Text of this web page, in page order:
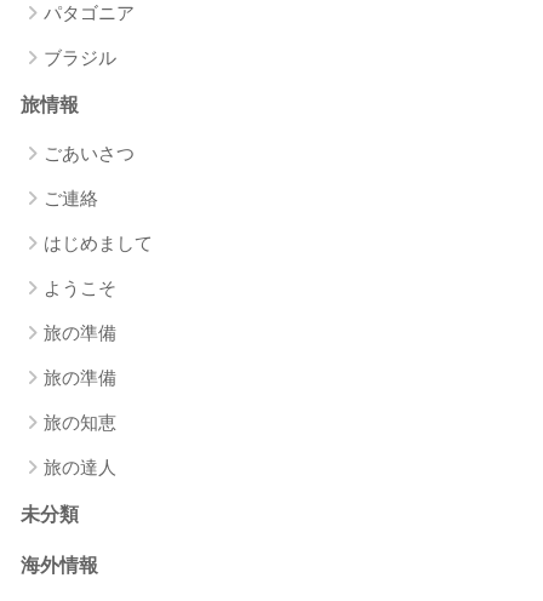
パタゴニア
ブラジル
旅情報
ごあいさつ
ご連絡
はじめまして
ようこそ
旅の準備
旅の準備
旅の知恵
旅の達人
未分類
海外情報